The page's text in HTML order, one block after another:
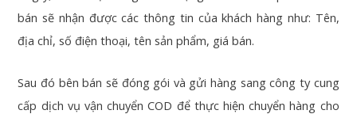
bán sẽ nhận được các thông tin của khách hàng như: Tên,
địa chỉ, số điện thoại, tên sản phẩm, giá bán.
Sau đó bên bán sẽ đóng gói và gửi hàng sang công ty cung
cấp dịch vụ vận chuyển COD để thực hiện chuyển hàng cho